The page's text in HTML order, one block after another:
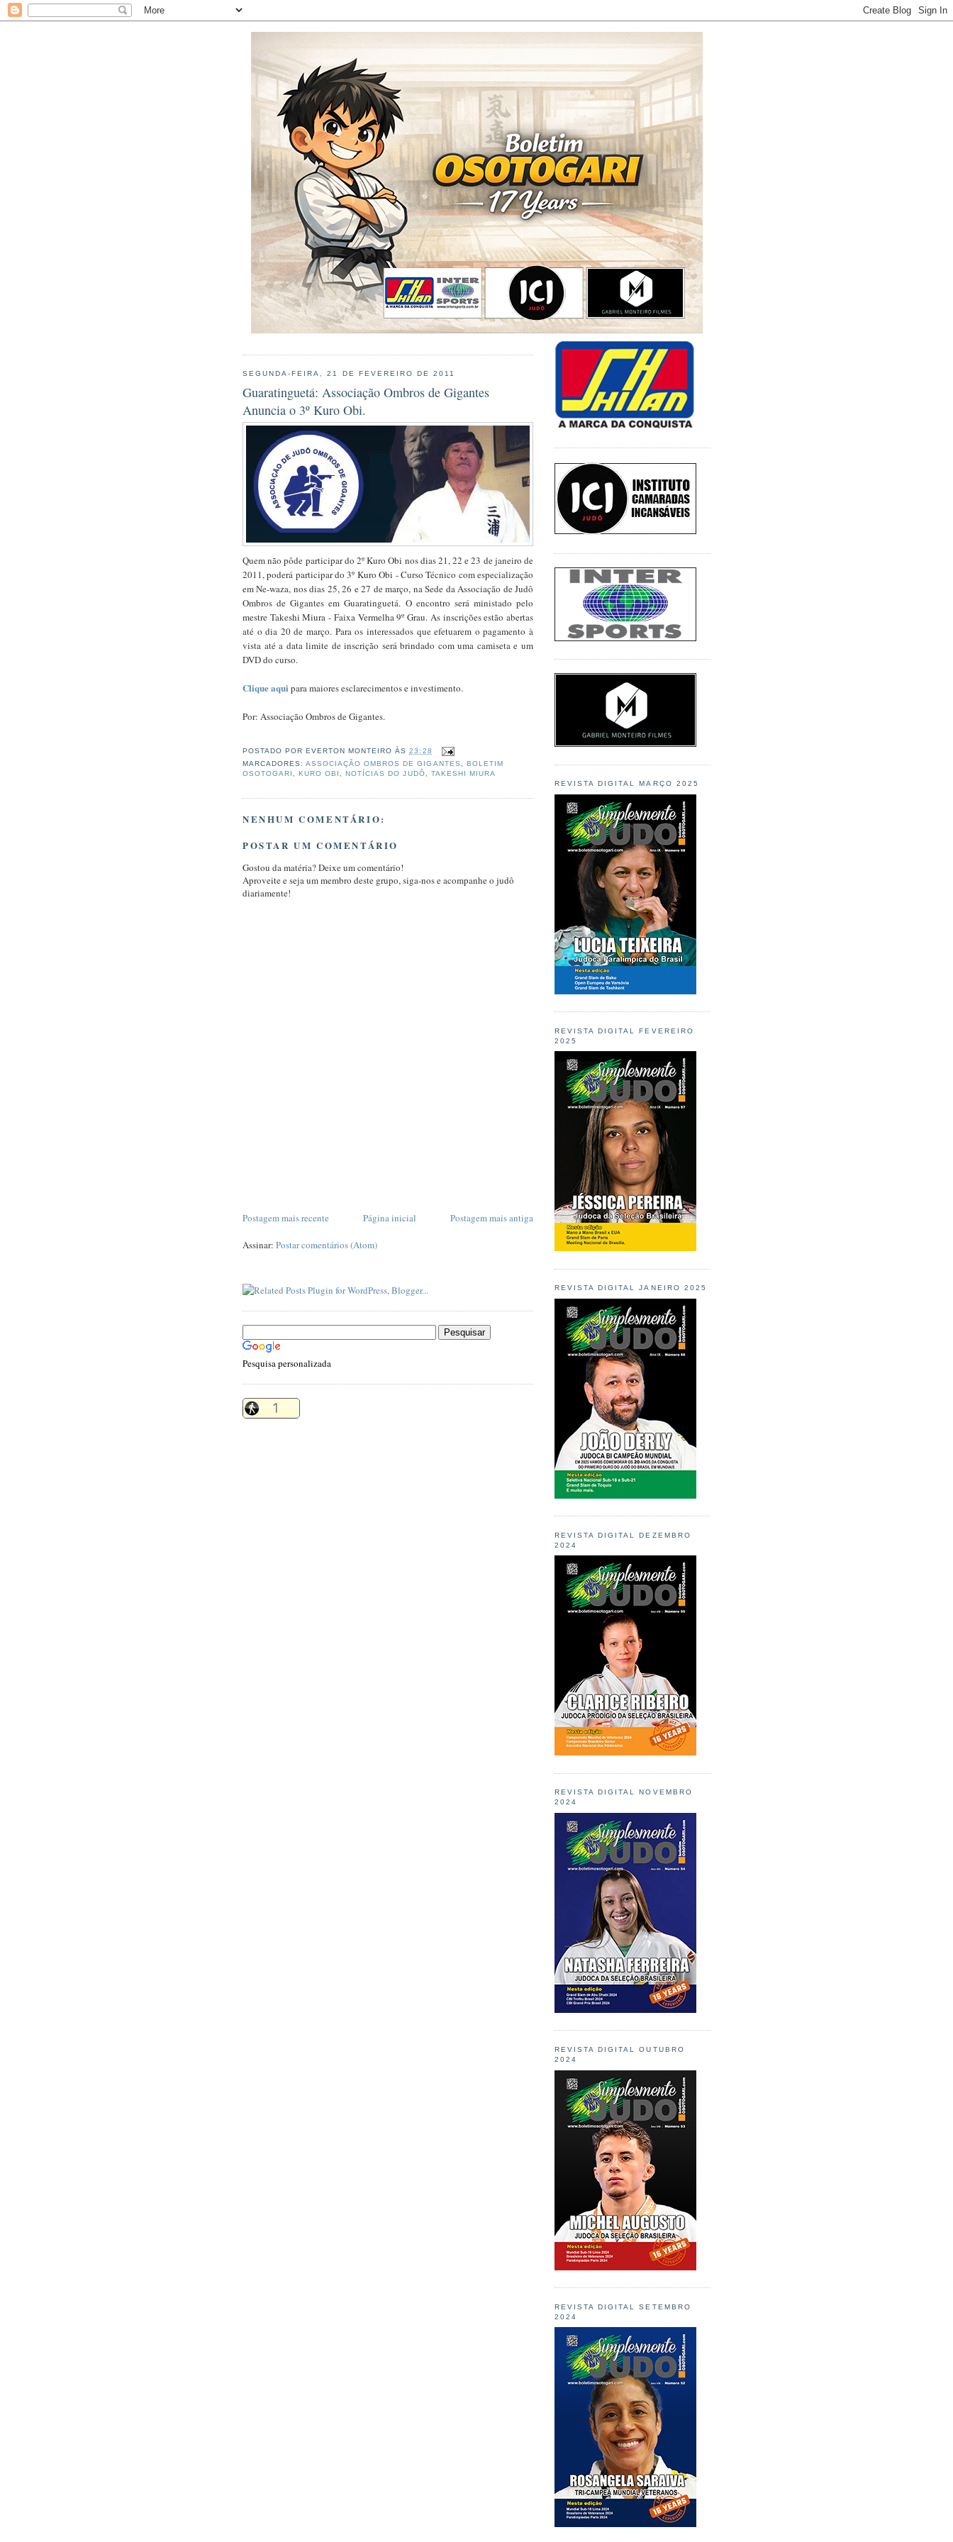
SEGUNDA-FEIRA, 21 DE FEVEREIRO DE 2011
Guaratinguetá: Associação Ombros de Gigantes
Anuncia o 3º Kuro Obi.
Quem não pôde participar do 2º Kuro Obi nos dias 21, 22 e 23 de janeiro de
2011, poderá participar do 3º Kuro Obi - Curso Técnico com especialização
em Ne-waza, nos dias 25, 26 e 27 de março, na Sede da Associação de Judô
Ombros de Gigantes em Guaratinguetá. O encontro será ministado pelo
mestre Takeshi Miura - Faixa Vermelha 9º Grau. As inscrições estão abertas
até o dia 20 de março. Para os interessados que efetuarem o pagamento à
vista até a data limite de inscrição será brindado com uma camiseta e um
DVD do curso.
Clique aqui para maiores esclarecimentos e investimento.
Por: Associação Ombros de Gigantes.
POSTADO POR EVERTON MONTEIRO ÀS23:28
MARCADORES:ASSOCIAÇÃO OMBROS DE GIGANTES , BOLETIM
OSOTOGARI ,KURO OBI ,NOTÍCIAS DO JUDÔ, TAKESHI MIURA
NENHUM COMENTÁRIO:
POSTAR UM COMENTÁRIO
Gostou da matéria? Deixe um comentário!
Aproveite e seja um membro deste grupo, siga-nos e acompanhe o judô
diariamente!
Postagem mais recente Postagem mais antiga
Página inicial
Assinar: Postar comentários (Atom)
Pesquisa personalizada
REVISTA DIGITAL MARÇO 2025
REVISTA DIGITAL FEVEREIRO
2025
REVISTA DIGITAL JANEIRO 2025
REVISTA DIGITAL DEZEMBRO
2024
REVISTA DIGITAL NOVEMBRO
2024
REVISTA DIGITAL OUTUBRO
2024
REVISTA DIGITAL SETEMBRO
2024